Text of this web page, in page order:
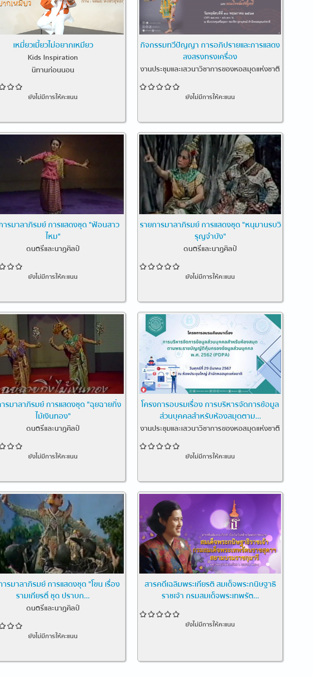
เหมี่ยวเมี้ยวไม่อยากเหมียว
Kids Inspiration
นิทานก่อนนอน
ยังไม่มีการให้คะแนน
กิจกรรมทวีปัญญา การอภิปรายและการแสดง
ลงสรงทรงเครื่อง
งานประชุมและเสวนาวิชาการของหอสมุดแห่งชาติ
ยังไม่มีการให้คะแนน
ารมาลาภิรมย์ การแสดงชุด "ฟ้อนสาว
ไหม"
ดนตรีและนาฏศิลป์
ยังไม่มีการให้คะแนน
รายการมาลาภิรมย์ การแสดงชุด "หนุมานรบวิ
รุญจำบัง"
ดนตรีและนาฏศิลป์
ยังไม่มีการให้คะแนน
รมาลาภิรมย์ การแสดงชุด "ฉุยฉายกิ่ง
ไม้เงินทอง"
ดนตรีและนาฏศิลป์
ยังไม่มีการให้คะแนน
โครงการอบรมเรื่อง การบริหารจัดการข้อมูล
ส่วนบุคคลสำหรับห้องสมุดตาม...
งานประชุมและเสวนาวิชาการของหอสมุดแห่งชาติ
ยังไม่มีการให้คะแนน
ารมาลาภิรมย์ การแสดงชุด "โขน เรื่อง
รามเกียรติ์ ชุด ปราบก...
ดนตรีและนาฏศิลป์
ยังไม่มีการให้คะแนน
สารคดีเฉลิมพระเกียรติ สมเด็จพระกนิษฐาธิ
ราชเจ้า กรมสมเด็จพระเทพรัต...
ยังไม่มีการให้คะแนน